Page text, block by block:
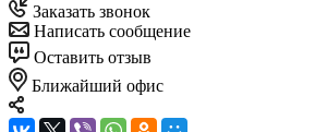
Заказать звонок
Написать сообщение
Оставить отзыв
Ближайший офис